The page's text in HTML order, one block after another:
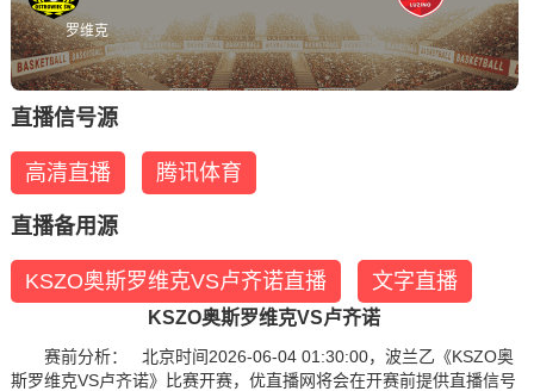
罗维克
直播信号源
高清直播 腾讯体育
直播备用源
KSZO奥斯罗维克VS卢齐诺直播 文字直播
KSZO奥斯罗维克VS卢齐诺
赛前分析： 北京时间2026-06-04 01:30:00，波兰乙《KSZO奥
斯罗维克VS卢齐诺》比赛开赛，优直播网将会在开赛前提供直播信号